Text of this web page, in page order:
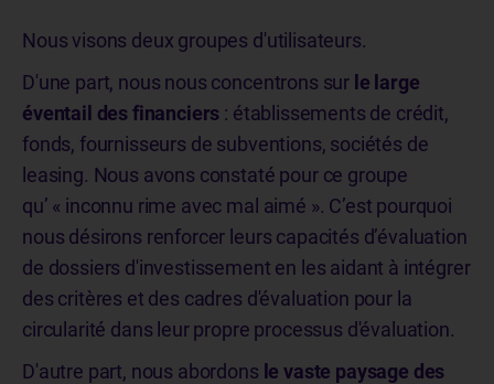
Nous visons deux groupes d'utilisateurs.
D'une part, nous nous concentrons sur le large
éventail des financiers : établissements de crédit,
fonds, fournisseurs de subventions, sociétés de
leasing. Nous avons constaté pour ce groupe
qu’ « inconnu rime avec mal aimé ». C’est pourquoi
nous désirons renforcer leurs capacités d’évaluation
de dossiers d'investissement en les aidant à intégrer
des critères et des cadres d'évaluation pour la
circularité dans leur propre processus d'évaluation.
D'autre part, nous abordons le vaste paysage des